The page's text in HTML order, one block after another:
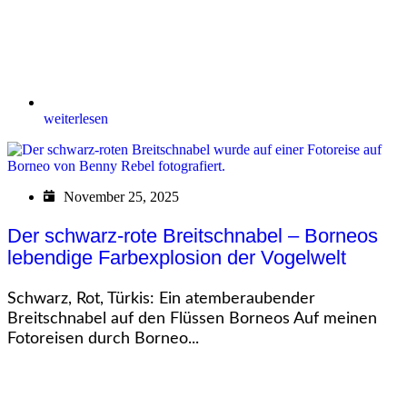
weiterlesen
November 25, 2025
Der schwarz-rote Breitschnabel – Borneos
lebendige Farbexplosion der Vogelwelt
Schwarz, Rot, Türkis: Ein atemberaubender
Breitschnabel auf den Flüssen Borneos Auf meinen
Fotoreisen durch Borneo...